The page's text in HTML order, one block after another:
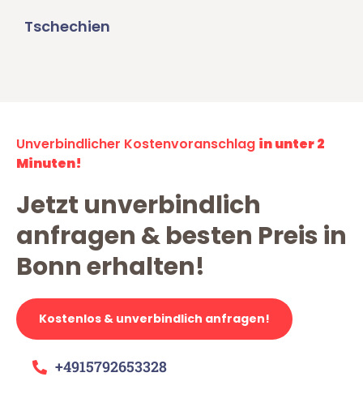
Tschechien
Unverbindlicher Kostenvoranschlag in unter 2
Minuten!
Jetzt unverbindlich
anfragen & besten Preis in
Bonn erhalten!
Kostenlos & unverbindlich anfragen!
+4915792653328